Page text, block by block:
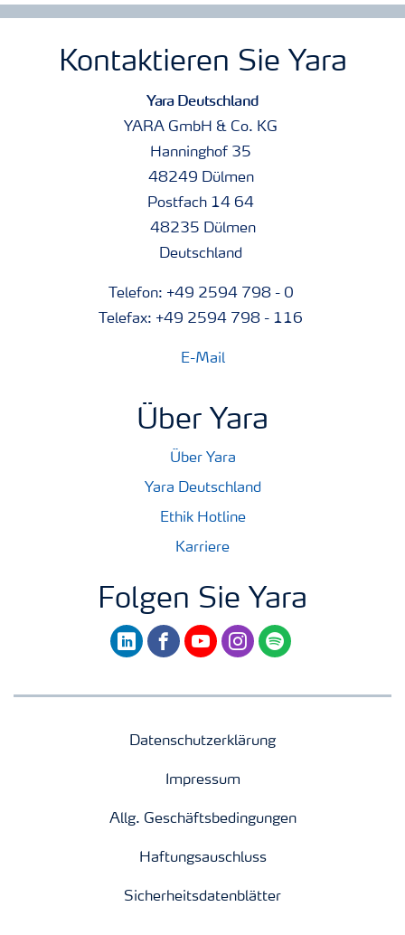
Kontaktieren Sie Yara
Yara Deutschland
YARA GmbH & Co. KG
Hanninghof 35
48249 Dülmen
Postfach 14 64
48235 Dülmen
Deutschland
Telefon: +49 2594 798 - 0
Telefax: +49 2594 798 - 116
E-Mail
Über Yara
Über Yara
Yara Deutschland
Ethik Hotline
Karriere
Folgen Sie Yara
linkedinfacebookyoutubeinstagram
spotify
Datenschutzerklärung
Impressum
Allg. Geschäftsbedingungen
Haftungsauschluss
Sicherheitsdatenblätter